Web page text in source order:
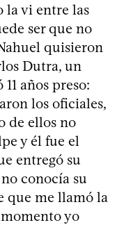
la vi entre las
ser que no
quisieron
Dutra, un
años preso:
los oficiales,
de ellos no
y él fue el
entregó su
conocía su
que me llamó la
yo